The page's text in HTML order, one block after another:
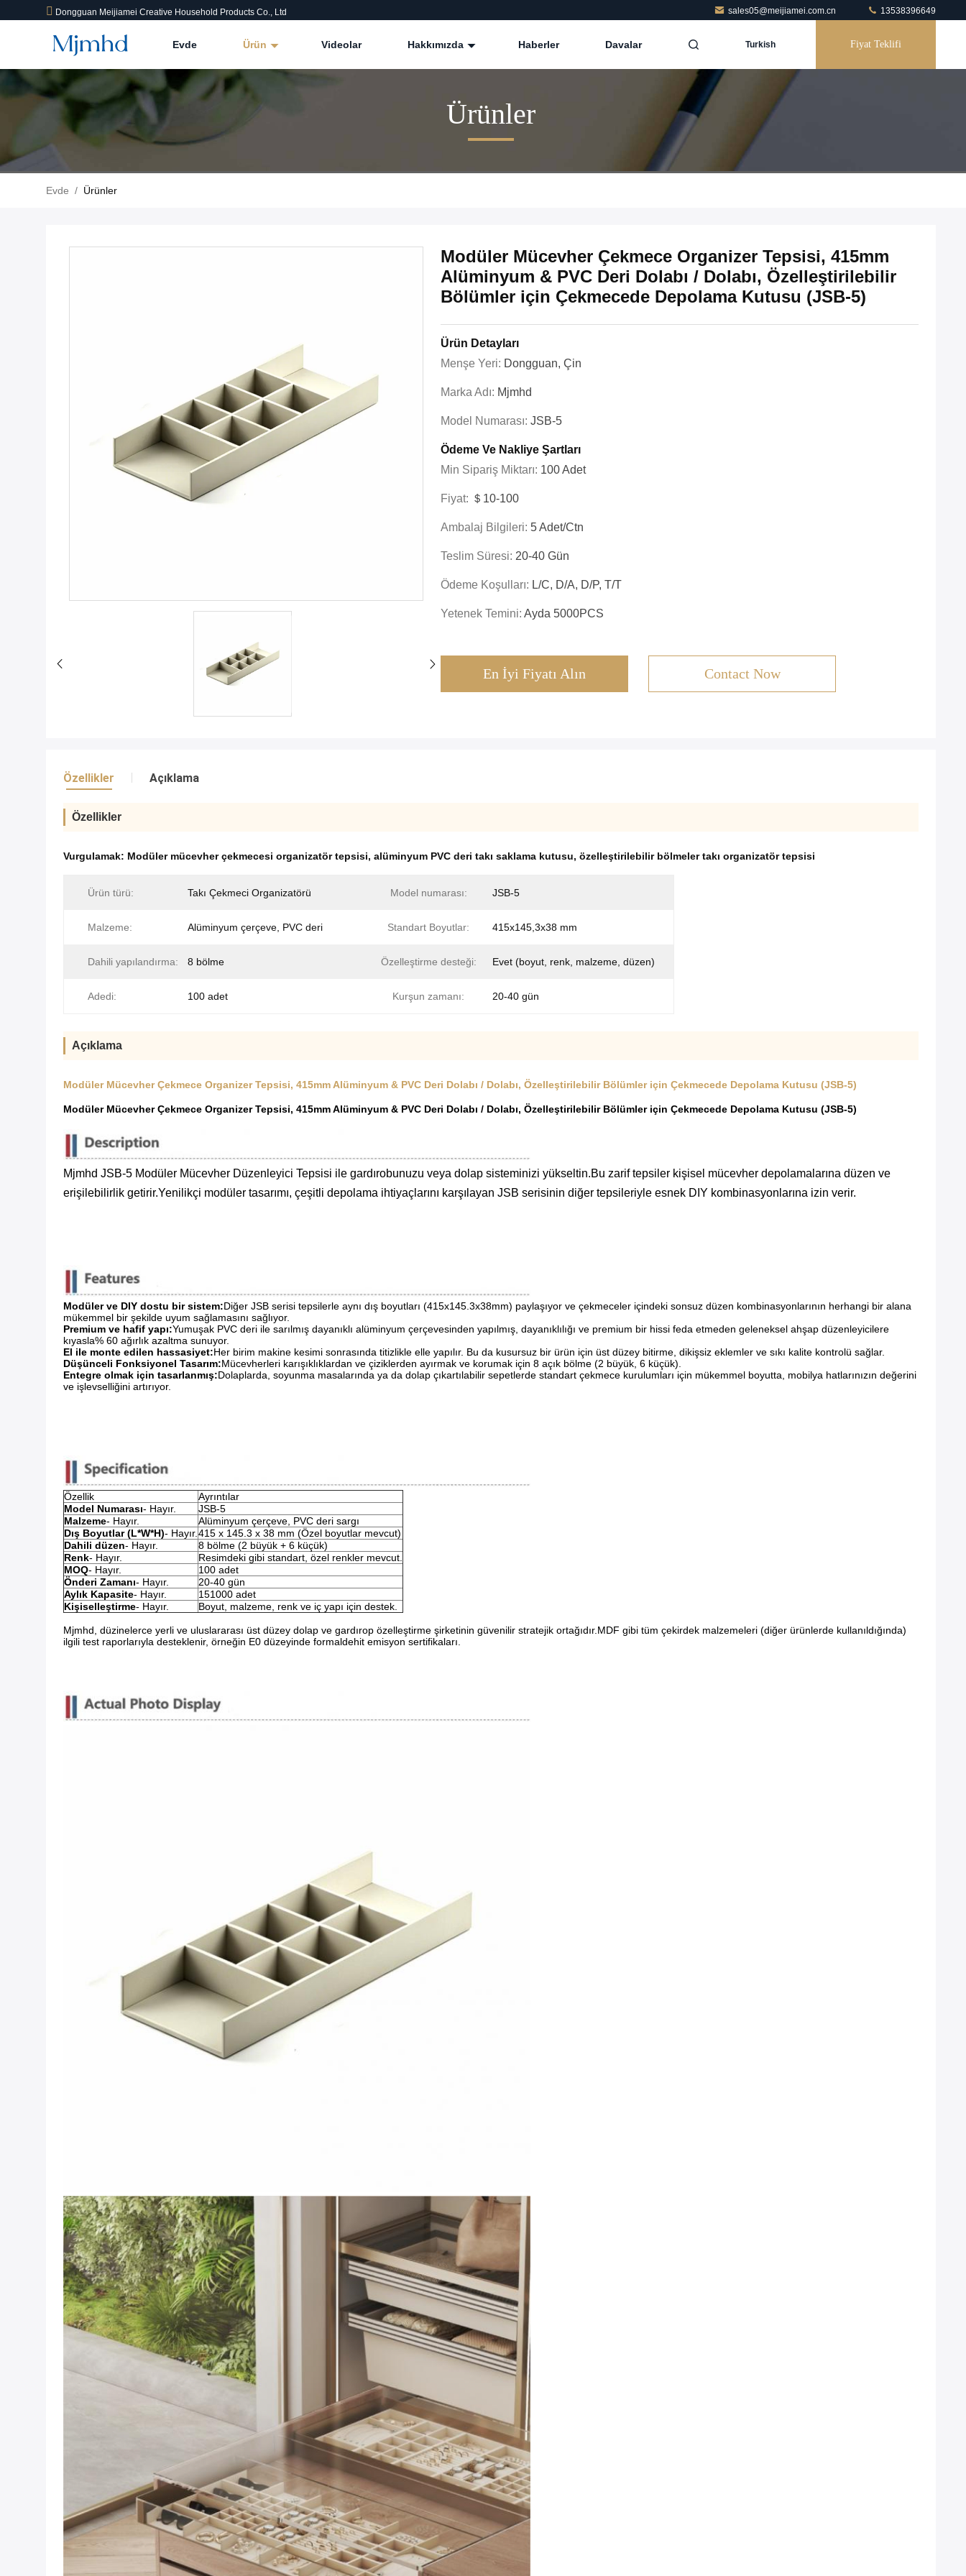
Dongguan Meijiamei Creative Household Products Co., Ltd sales05@meijiamei.com.cn 13538396649
Evde Ürün Videolar Hakkımızda Haberler Davalar Turkish Fiyat Teklifi
Ürünler
Evde / Ürünler
Modüler Mücevher Çekmece Organizer Tepsisi, 415mm
Alüminyum & PVC Deri Dolabı / Dolabı, Özelleştirilebilir
Bölümler için Çekmecede Depolama Kutusu (JSB-5)
Ürün Detayları
Menşe Yeri: Dongguan, Çin
Marka Adı: Mjmhd
Model Numarası: JSB-5
Ödeme Ve Nakliye Şartları
Min Sipariş Miktarı: 100 Adet
Fiyat: ＄10-100
Ambalaj Bilgileri: 5 Adet/ctn
Teslim Süresi: 20-40 Gün
Ödeme Koşulları: L/C, D/A, D/P, T/T
Yetenek Temini: Ayda 5000PCS
En İyi Fiyatı Alın Contact Now
Özellikler Açıklama
Özellikler
Vurgulamak: Modüler mücevher çekmecesi organizatör tepsisi, alüminyum PVC deri takı saklama kutusu, özelleştirilebilir bölmeler takı organizatör tepsisi
Ürün türü: Takı Çekmeci Organizatörü Model numarası: JSB-5
Malzeme: Alüminyum çerçeve, PVC deri Standart Boyutlar: 415x145,3x38 mm
Dahili yapılandırma: 8 bölme Özelleştirme desteği: Evet (boyut, renk, malzeme, düzen)
Adedi: 100 adet Kurşun zamanı: 20-40 gün
Açıklama
Modüler Mücevher Çekmece Organizer Tepsisi, 415mm Alüminyum & PVC Deri Dolabı / Dolabı, Özelleştirilebilir Bölümler için Çekmecede Depolama Kutusu (JSB-5)
Modüler Mücevher Çekmece Organizer Tepsisi, 415mm Alüminyum & PVC Deri Dolabı / Dolabı, Özelleştirilebilir Bölümler için Çekmecede Depolama Kutusu (JSB-5)
Mjmhd JSB-5 Modüler Mücevher Düzenleyici Tepsisi ile gardırobunuzu veya dolap sisteminizi yükseltin.Bu zarif tepsiler kişisel mücevher depolamalarına düzen ve
erişilebilirlik getirir.Yenilikçi modüler tasarımı, çeşitli depolama ihtiyaçlarını karşılayan JSB serisinin diğer tepsileriyle esnek DIY kombinasyonlarına izin verir.
Modüler ve DIY dostu bir sistem:Diğer JSB serisi tepsilerle aynı dış boyutları (415x145.3x38mm) paylaşıyor ve çekmeceler içindeki sonsuz düzen kombinasyonlarının herhangi bir alana
mükemmel bir şekilde uyum sağlamasını sağlıyor.
Premium ve hafif yapı:Yumuşak PVC deri ile sarılmış dayanıklı alüminyum çerçevesinden yapılmış, dayanıklılığı ve premium bir hissi feda etmeden geleneksel ahşap düzenleyicilere
kıyasla% 60 ağırlık azaltma sunuyor.
El ile monte edilen hassasiyet:Her birim makine kesimi sonrasında titizlikle elle yapılır. Bu da kusursuz bir ürün için üst düzey bitirme, dikişsiz eklemler ve sıkı kalite kontrolü sağlar.
Düşünceli Fonksiyonel Tasarım:Mücevherleri karışıklıklardan ve çiziklerden ayırmak ve korumak için 8 açık bölme (2 büyük, 6 küçük).
Entegre olmak için tasarlanmış:Dolaplarda, soyunma masalarında ya da dolap çıkartılabilir sepetlerde standart çekmece kurulumları için mükemmel boyutta, mobilya hatlarınızın değerini
ve işlevselliğini artırıyor.
Özellik
Ayrıntılar
Model Numarası- Hayır.
JSB-5
Malzeme- Hayır.
Alüminyum çerçeve, PVC deri sargı
Dış Boyutlar (L*W*H)- Hayır.415 x 145.3 x 38 mm (Özel boyutlar mevcut)
Dahili düzen- Hayır.
8 bölme (2 büyük + 6 küçük)
Renk- Hayır.
Resimdeki gibi standart, özel renkler mevcut.
MOQ- Hayır.
100 adet
Önderi Zamanı- Hayır.
20-40 gün
Aylık Kapasite- Hayır.
151000 adet
Kişiselleştirme- Hayır. Boyut, malzeme, renk ve iç yapı için destek.
Mjmhd, düzinelerce yerli ve uluslararası üst düzey dolap ve gardırop özelleştirme şirketinin güvenilir stratejik ortağıdır.MDF gibi tüm çekirdek malzemeleri (diğer ürünlerde kullanıldığında)
ilgili test raporlarıyla desteklenir, örneğin E0 düzeyinde formaldehit emisyon sertifikaları.